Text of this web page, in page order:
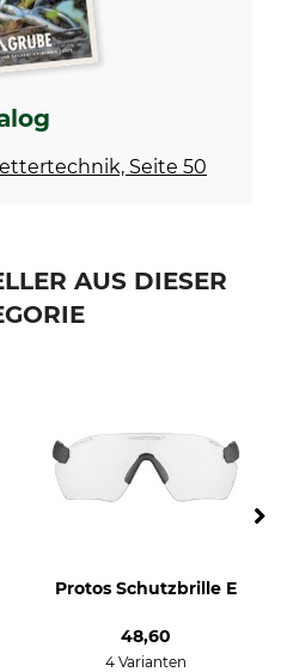
Seite 50
AUS DIESER
Protos Schutzbrille E
48,60
4 Varianten